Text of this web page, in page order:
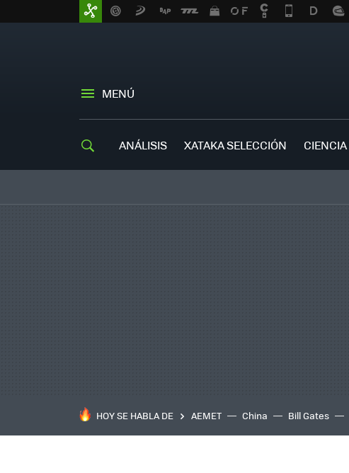
MENÚ
ANÁLISIS XATAKA SELECCIÓN CIENCIA
HOY SE HABLA DE AEMET China Bill Gates